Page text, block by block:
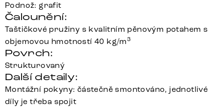
Podnož: grafit
Čalounění:
Taštičkové pružiny s kvalitním pěnovým potahem s
objemovou hmotností 40 kg/m3
Povrch:
Strukturovaný
Další detaily:
Montážní pokyny: částečně smontováno, jednotlivé
díly je třeba spojit